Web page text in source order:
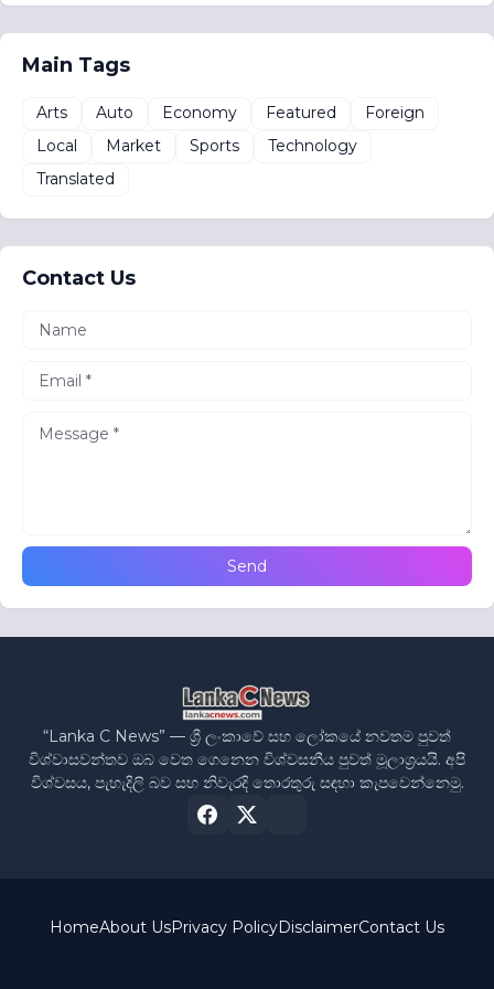
Main Tags
Arts Auto Economy Featured
Foreign
Local
Market Sports
Technology
Translated
Contact Us
“Lanka C News” — ශ්‍රී ලංකාවේ සහ ලෝකයේ නවතම පුවත්
විශ්වාසවන්තව ඔබ වෙත ගෙනෙන විශ්වසනීය පුවත් මූලාශ්‍රයයි. අපි
විශ්වසය, පැහැදිලි බව සහ නිවැරදි තොරතුරු සඳහා කැපවෙන්නෙමු.
HomeAbout UsPrivacy PolicyDisclaimerContact Us